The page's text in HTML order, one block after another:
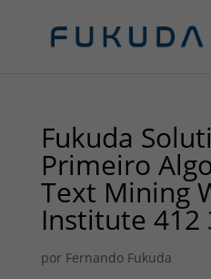
Fukuda
Primeiro
Text Mining
Institute 412
por Fernando Fukuda